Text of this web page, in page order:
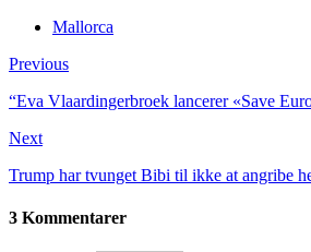
Mallorca
Previous
“Eva Vlaardinger­broek lancerer «Save
Next
Trump har tvunget Bibi til ikke at angribe
3 Kommentarer